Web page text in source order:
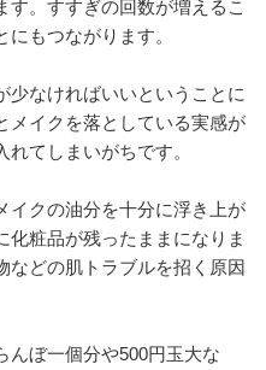
。すすぎの回数が増えるこ
もつながります。
少なければいいということに
メイクを落としている実感が
てしまいがちです。
イクの油分を十分に浮き上が
化粧品が残ったままになりま
などの肌トラブルを招く原因
んぼ一個分や500円玉大な